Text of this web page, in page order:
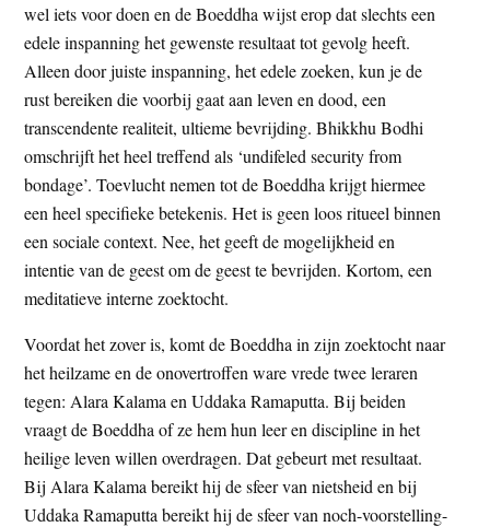
wel iets voor doen en de Boeddha wijst erop dat slechts een
edele inspanning het gewenste resultaat tot gevolg heeft.
Alleen door juiste inspanning, het edele zoeken, kun je de
rust bereiken die voorbij gaat aan leven en dood, een
transcendente realiteit, ultieme bevrijding. Bhikkhu Bodhi
omschrijft het heel treffend als ‘undifeled security from
bondage’. Toevlucht nemen tot de Boeddha krijgt hiermee
een heel specifieke betekenis. Het is geen loos ritueel binnen
een sociale context. Nee, het geeft de mogelijkheid en
intentie van de geest om de geest te bevrijden. Kortom, een
meditatieve interne zoektocht.
Voordat het zover is, komt de Boeddha in zijn zoektocht naar
het heilzame en de onovertroffen ware vrede twee leraren
tegen: Alara Kalama en Uddaka Ramaputta. Bij beiden
vraagt de Boeddha of ze hem hun leer en discipline in het
heilige leven willen overdragen. Dat gebeurt met resultaat.
Bij Alara Kalama bereikt hij de sfeer van nietsheid en bij
Uddaka Ramaputta bereikt hij de sfeer van noch-voorstelling-